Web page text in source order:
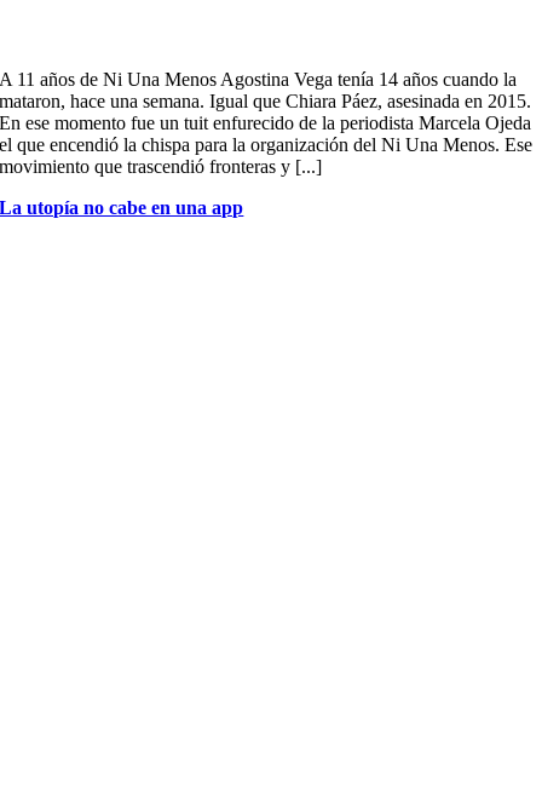
A 11 años de Ni Una Menos Agostina Vega tenía 14 años cuando la
mataron, hace una semana. Igual que Chiara Páez, asesinada en 2015.
En ese momento fue un tuit enfurecido de la periodista Marcela Ojeda
el que encendió la chispa para la organización del Ni Una Menos. Ese
movimiento que trascendió fronteras y [...]
La utopía no cabe en una app